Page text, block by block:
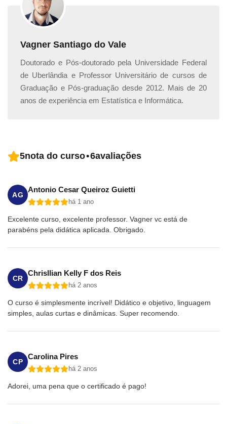
Vagner Santiago do Vale
Doutorado e Pós-doutorado pela Universidade Federal
de Uberlândia e Professor Universitário de cursos de
Graduação e Pós-graduação desde 2012. Mais de 20
anos de experiência em Estatística e Informática.
5nota do curso•6avaliações
AG
Antonio Cesar Queiroz Guietti
há 1 ano
Excelente curso, excelente professor. Vagner vc está de
parabéns pela didática aplicada. Obrigado.
CR
Chrisllian Kelly F dos Reis
há 2 anos
O curso é simplesmente incrível! Didático e objetivo, linguagem
simples, aulas curtas e dinâmicas. Super recomendo.
CP
Carolina Pires
há 2 anos
Adorei, uma pena que o certificado é pago!